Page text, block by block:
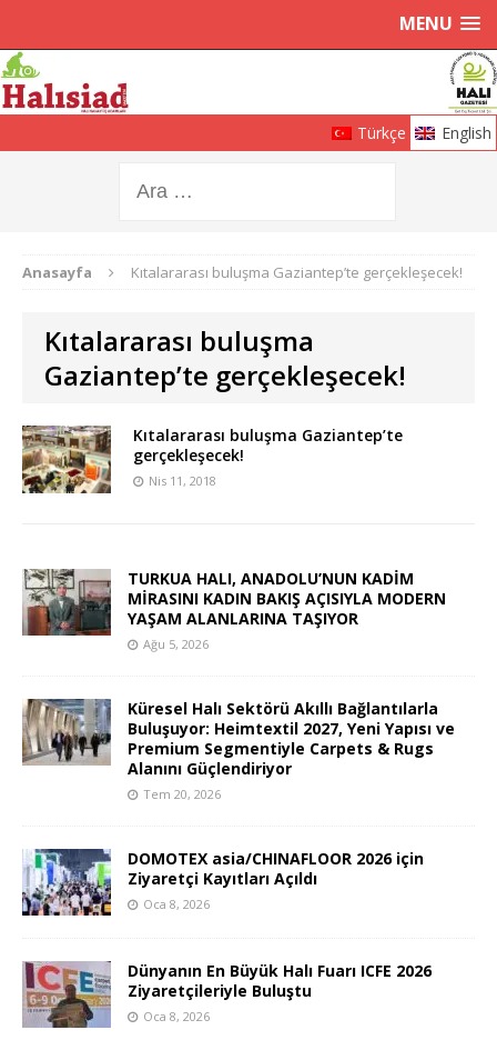
MENU
Türkçe English
Anasayfa Kıtalararası buluşma Gaziantep’te gerçekleşecek!
Kıtalararası buluşma
Gaziantep’te gerçekleşecek!
Kıtalararası buluşma Gaziantep’te
gerçekleşecek!
Nis 11, 2018
TURKUA HALI, ANADOLU’NUN KADİM
MİRASINI KADIN BAKIŞ AÇISIYLA MODERN
YAŞAM ALANLARINA TAŞIYOR
Ağu 5, 2026
Küresel Halı Sektörü Akıllı Bağlantılarla
Buluşuyor: Heimtextil 2027, Yeni Yapısı ve
Premium Segmentiyle Carpets & Rugs
Alanını Güçlendiriyor
Tem 20, 2026
DOMOTEX asia/CHINAFLOOR 2026 için
Ziyaretçi Kayıtları Açıldı
Oca 8, 2026
Dünyanın En Büyük Halı Fuarı ICFE 2026
Ziyaretçileriyle Buluştu
Oca 8, 2026